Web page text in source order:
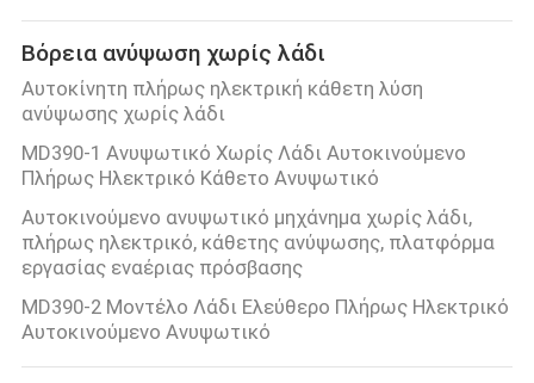
Βόρεια ανύψωση χωρίς λάδι
Αυτοκίνητη πλήρως ηλεκτρική κάθετη λύση
ανύψωσης χωρίς λάδι
MD390-1 Ανυψωτικό Χωρίς Λάδι Αυτοκινούμενο
Πλήρως Ηλεκτρικό Κάθετο Ανυψωτικό
Αυτοκινούμενο ανυψωτικό μηχάνημα χωρίς λάδι,
πλήρως ηλεκτρικό, κάθετης ανύψωσης, πλατφόρμα
εργασίας εναέριας πρόσβασης
MD390-2 Μοντέλο Λάδι Ελεύθερο Πλήρως Ηλεκτρικό
Αυτοκινούμενο Ανυψωτικό